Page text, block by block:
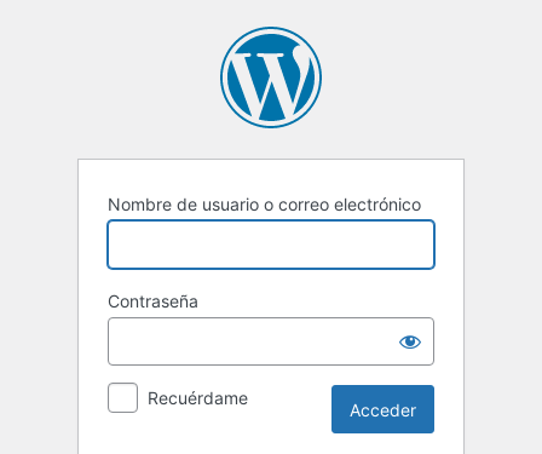
Nombre de usuario o correo electrónico
Contraseña
Recuérdame